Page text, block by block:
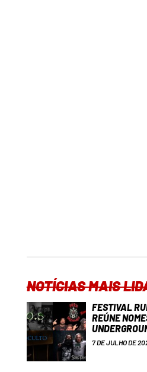
NOTÍCIAS MAIS
FESTIVAL
REÚNE
7 DE JULHO DE